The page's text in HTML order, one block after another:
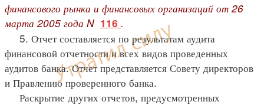
финансового рынка и финансовых организаций от 26
марта 2005 года N 116 .
5. Отчет составляется по результатам аудита
финансовой отчетности и всех видов проведенных
аудитов банка. Отчет представляется Совету директоров
и Правлению проверенного банка.
Раскрытие других отчетов, предусмотренных